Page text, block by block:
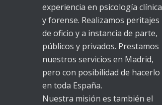
experiencia en psicología clínica
y forense. Realizamos peritajes
de oficio y a instancia de parte,
públicos y privados. Prestamos
nuestros servicios en Madrid,
pero con posibilidad de hacerlo
en toda España.
Nuestra misión es también el